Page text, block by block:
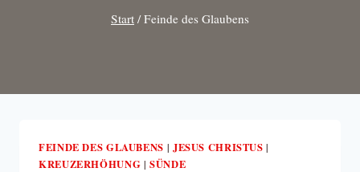
Start / Feinde des Glaubens
FEINDE DES GLAUBENS | JESUS CHRISTUS |
KREUZERHÖHUNG |SÜNDE